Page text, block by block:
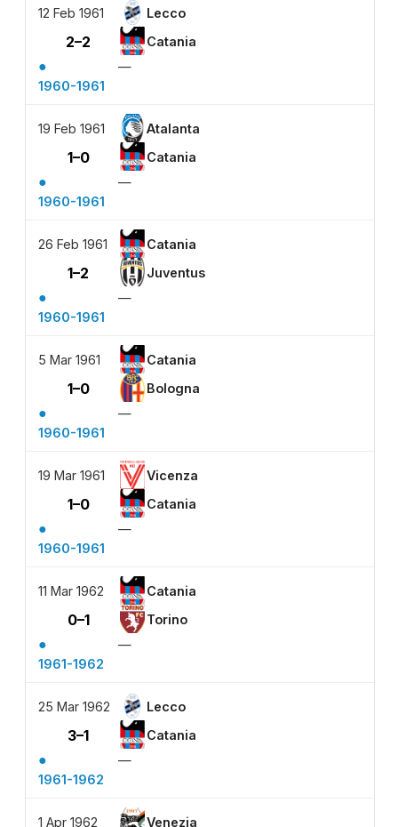
12 Feb 1961 Lecco
2–2 Catania
●
—
1960-1961
19 Feb 1961 Atalanta
1–0 Catania
●
—
1960-1961
26 Feb 1961 Catania
1–2 Juventus
●
—
1960-1961
5 Mar 1961 Catania
1–0 Bologna
●
—
1960-1961
19 Mar 1961 Vicenza
1–0 Catania
●
—
1960-1961
11 Mar 1962 Catania
0–1 Torino
●
—
1961-1962
25 Mar 1962 Lecco
3–1 Catania
●
—
1961-1962
1 Apr 1962 Venezia